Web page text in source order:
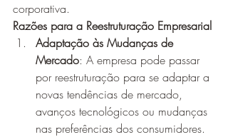
corporativa.
Razões para a Reestruturação Empresarial
Adaptação às Mudanças de
Mercado: A empresa pode passar
por reestruturação para se adaptar a
novas tendências de mercado,
avanços tecnológicos ou mudanças
nas preferências dos consumidores.